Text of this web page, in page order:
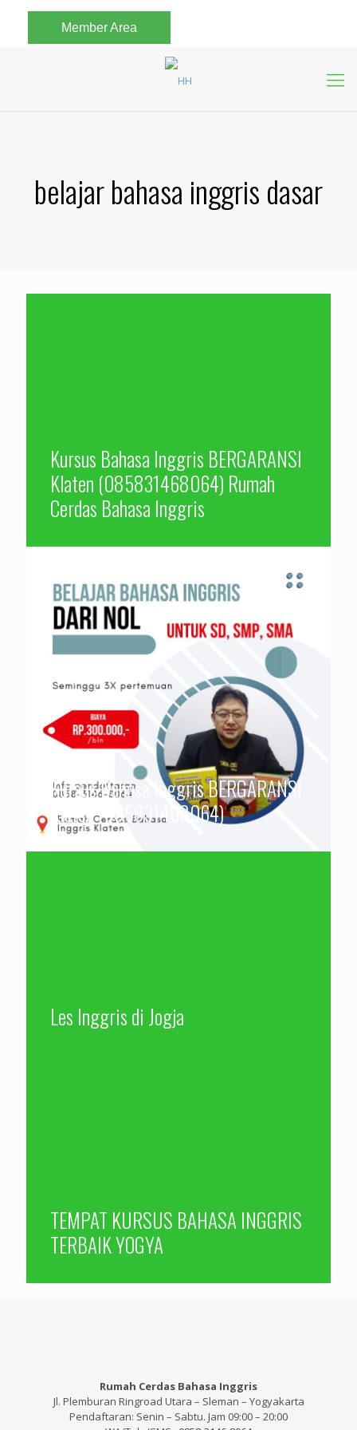
Member Area
belajar bahasa inggris dasar
Kursus Bahasa Inggris BERGARANSI
Klaten (085831468064) Rumah
Cerdas Bahasa Inggris
Kursus Bahasa Inggris BERGARANSI
Klaten (085831468064)
Les Inggris di Jogja
TEMPAT KURSUS BAHASA INGGRIS
TERBAIK YOGYA
Rumah Cerdas Bahasa Inggris
Jl. Plemburan Ringroad Utara – Sleman – Yogyakarta
Pendaftaran: Senin – Sabtu. Jam 09:00 – 20:00